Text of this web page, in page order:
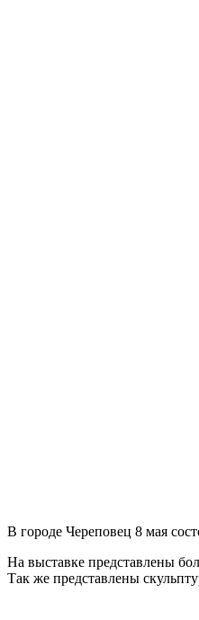
В горо­де Череповец 8 мая
На выстав­ке пред­став­ле­ны
Так же пред­став­ле­ны